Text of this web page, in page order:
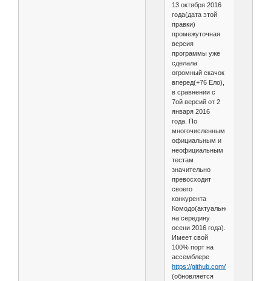
13 октября 2016
года(дата этой
правки)
промежуточная
версия
программы уже
сделала
огромный скачок
вперед(+76 Ело),
в сравнении с
7ой версий от 2
января 2016
года. По
многочисленным
официальным и
неофициальным
тестам
значительно
превосходит
своего
конкурента
Комодо(актуально
на середину
осени 2016 года).
Имеет свой
100% порт на
ассемблере
https://github.com/tthsqe12/asm
(обновляется